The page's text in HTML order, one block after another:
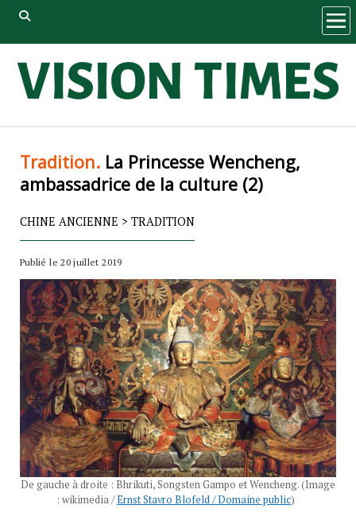
Tradition.La Princesse Wencheng,
ambassadrice de la culture (2)
CHINE ANCIENNE > TRADITION
Publié le 20 juillet 2019
De gauche à droite : Bhrikuti, Songsten Gampo et Wencheng. (Image
: wikimedia /Ernst Stavro Blofeld / Domaine public)